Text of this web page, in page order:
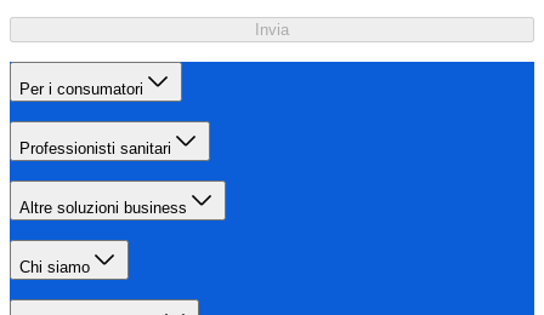
Invia
Per i consumatori
Professionisti sanitari
Altre soluzioni business
Chi siamo